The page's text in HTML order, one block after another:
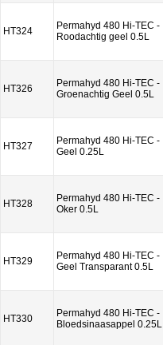
HT324
Permahyd 480 Hi-TEC -
Roodachtig geel 0.5L
HT326
Permahyd 480 Hi-TEC -
Groenachtig Geel 0.5L
HT327
Permahyd 480 Hi-TEC -
Geel 0.25L
HT328
Permahyd 480 Hi-TEC -
Oker 0.5L
HT329
Permahyd 480 Hi-TEC -
Geel Transparant 0.5L
HT330
Permahyd 480 Hi-TEC -
Bloedsinaasappel 0.25L